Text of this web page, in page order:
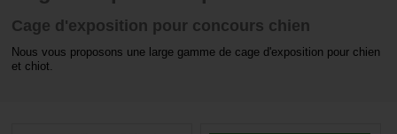
Cage d'exposition pour concours chien
Nous vous proposons une large gamme de cage d'exposition pour chien
et chiot.